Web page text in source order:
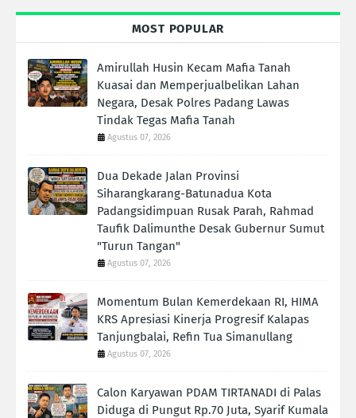
MOST POPULAR
Amirullah Husin Kecam Mafia Tanah
Kuasai dan Memperjualbelikan Lahan
Negara, Desak Polres Padang Lawas
Tindak Tegas Mafia Tanah
Agustus 07, 2026
Dua Dekade Jalan Provinsi
Siharangkarang-Batunadua Kota
Padangsidimpuan Rusak Parah, Rahmad
Taufik Dalimunthe Desak Gubernur Sumut
"Turun Tangan"
Agustus 07, 2026
Momentum Bulan Kemerdekaan RI, HIMA
KRS Apresiasi Kinerja Progresif Kalapas
Tanjungbalai, Refin Tua Simanullang
Agustus 07, 2026
Calon Karyawan PDAM TIRTANADI di Palas
Diduga di Pungut Rp.70 Juta, Syarif Kumala